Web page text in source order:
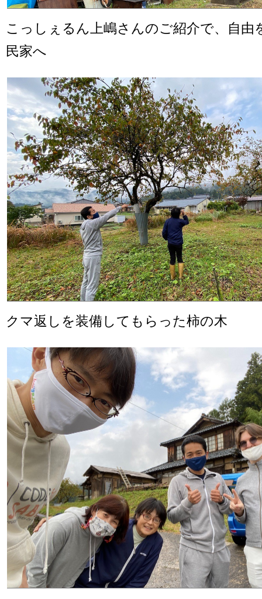
こっしぇるん上嶋さんのご紹介で、自由
民家へ
クマ返しを装備してもらった柿の木